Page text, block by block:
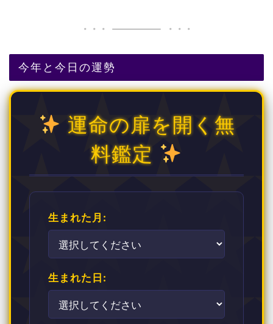
今年と今日の運勢
運命の扉を開く無
料鑑定
生まれた月:
生まれた日: